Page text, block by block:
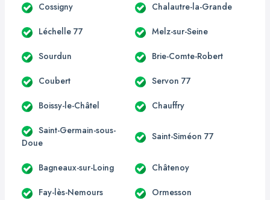
Cossigny Chalautre-la-Grande
Léchelle 77 Melz-sur-Seine
Sourdun Brie-Comte-Robert
Coubert Servon 77
Boissy-le-Châtel Chauffry
Saint-Germain-sous-
Doue
Saint-Siméon 77
Bagneaux-sur-Loing Châtenoy
Fay-lès-Nemours Ormesson